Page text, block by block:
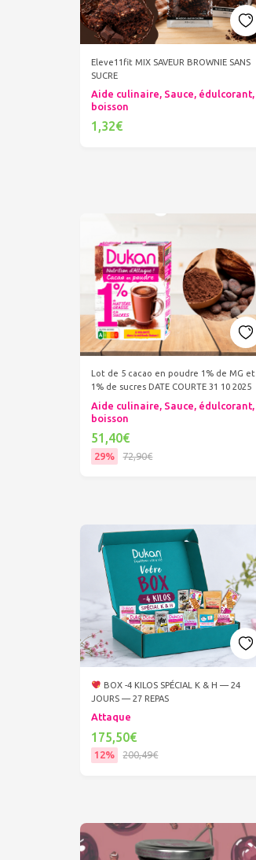
Eleve11fit MIX SAVEUR BROWNIE SANS
SUCRE
Aide culinaire, Sauce, édulcorant,
boisson
1,32€
Lot de 5 cacao en poudre 1% de MG et
1% de sucres DATE COURTE 31 10 2025
Aide culinaire, Sauce, édulcorant,
boisson
51,40€
29%
72,90€
BOX -4 KILOS SPÉCIAL K & H — 24
JOURS — 27 REPAS
Attaque
175,50€
12%
200,49€